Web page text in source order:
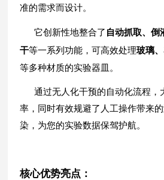
准的需求而设计。
它创新性地整合了 自动抓取、倒
干等一系列功能，可高效处理玻璃
等多种材质的实验器皿。
通过无人化干预的自动化流程，
率，同时有效规避了人工操作带来
染，为您的实验数据保驾护航。
核心优势亮点：